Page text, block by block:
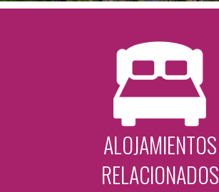
ALOJAMIENTOS
RELACIONADOS